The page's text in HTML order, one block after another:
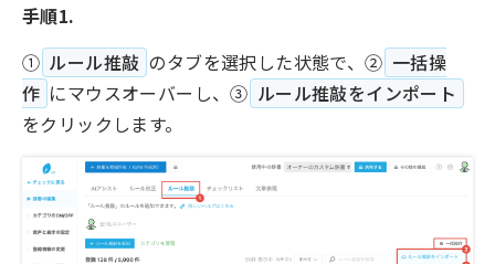
手順1.
① ルール推敲 のタブを選択した状態で、② 一括操
作 にマウスオーバーし、③ ルール推敲をインポート
をクリックします。